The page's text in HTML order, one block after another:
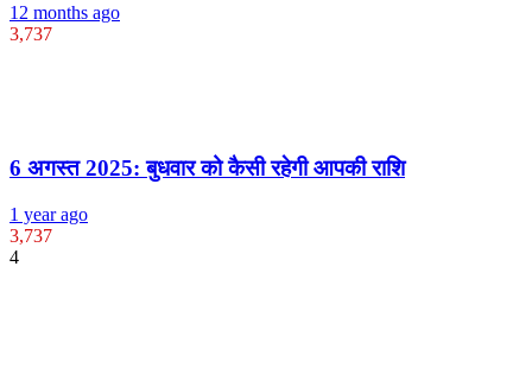
12 months ago
3,737
6 अगस्त 2025: बुधवार को कैसी रहेगी आपकी राशि
1 year ago
3,737
4